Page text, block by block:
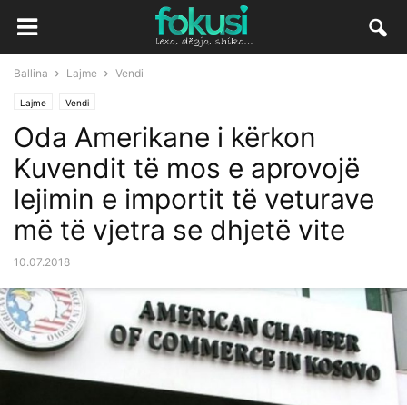
Ballina Lajme Vendi
Lajme Vendi
Oda Amerikane i kërkon
Kuvendit të mos e aprovojë
lejimin e importit të veturave
më të vjetra se dhjetë vite
10.07.2018